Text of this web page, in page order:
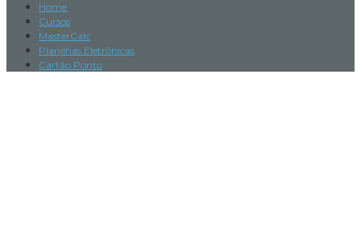
Home
Cursos
MasterCalc
Planilhas Eletrônicas
Cartão Ponto